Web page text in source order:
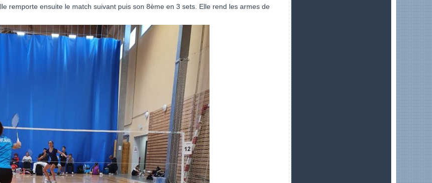
remporte ensuite le match suivant puis son 8ème en 3 sets. Elle rend les armes de